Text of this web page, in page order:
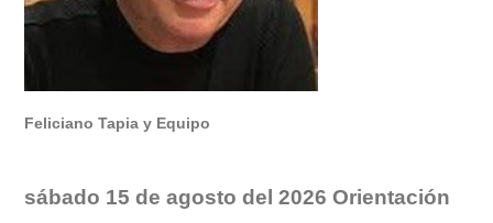
Feliciano Tapia y Equipo
sábado 15de agosto del 2026 Orientación